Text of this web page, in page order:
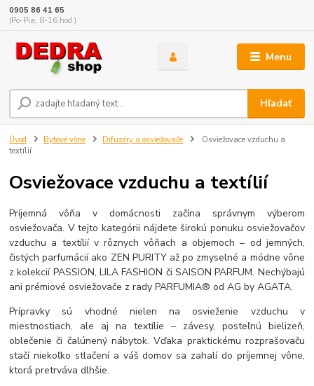
Menu
Hľadať
0905 86 41 65
(Po-Pia, 8-16 hod.)
Úvod Bytové vône Difuzéry a osviežovače
Osviežovace vzduchu a
textílií
Osviežovace vzduchu a textílií
Príjemná vôňa v domácnosti začína správnym výberom
osviežovača. V tejto kategórii nájdete širokú ponuku osviežovačov
vzduchu a textílií v rôznych vôňach a objemoch – od jemných,
čistých parfumácií ako ZEN PURITY až po zmyselné a módne vône
z kolekcií PASSION, LILA FASHION či SAISON PARFUM. Nechýbajú
ani prémiové osviežovače z rady PARFUMIA® od AG by AGATA.
Prípravky sú vhodné nielen na osvieženie vzduchu v
miestnostiach, ale aj na textílie – závesy, posteľnú bielizeň,
oblečenie či čalúnený nábytok. Vďaka praktickému rozprašovaču
stačí niekoľko stlačení a váš domov sa zahalí do príjemnej vône,
ktorá pretrváva dlhšie.